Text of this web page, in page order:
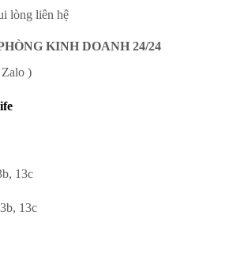
lòng liên hệ
KINH DOANH 24/24
)
13c
13c